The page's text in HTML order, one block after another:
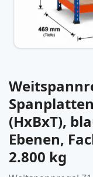
Zum
Anfang
der
Bildergalerie
springen
(HxBxT),
Ebenen,
2.800 kg